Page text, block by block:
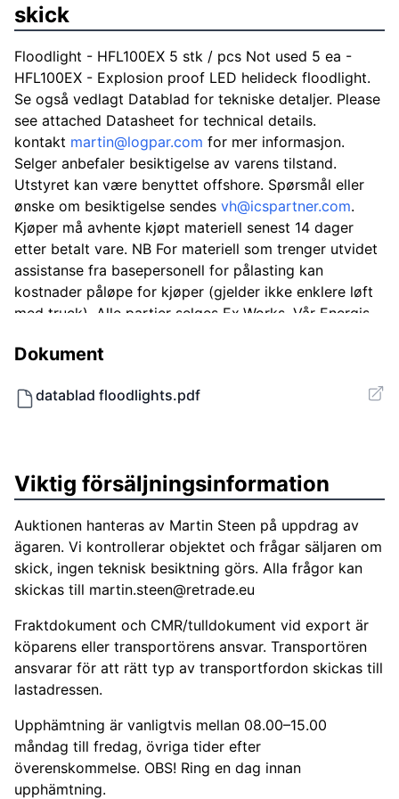
skick
Floodlight - HFL100EX 5 stk / pcs Not used 5 ea -
HFL100EX - Explosion proof LED helideck floodlight.
Se også vedlagt Datablad for tekniske detaljer. Please
see attached Datasheet for technical details.
kontakt martin@logpar.com for mer informasjon.
Selger anbefaler besiktigelse av varens tilstand.
Utstyret kan være benyttet offshore. Spørsmål eller
ønske om besiktigelse sendes vh@icspartner.com.
Kjøper må avhente kjøpt materiell senest 14 dager
etter betalt vare. NB For materiell som trenger utvidet
assistanse fra basepersonell for pålasting kan
kostnader påløpe for kjøper (gjelder ikke enklere løft
med truck). Alle partier selges Ex.Works. Vår Energis
inn i Norge. Dette utføres av Retrade sammen med Vår
eller oppgaver for kjøper. Materiellet blir ikke utlevert
Dokument
datablad floodlights.pdf
Viktig försäljningsinformation
Auktionen hanteras av Martin Steen på uppdrag av
ägaren. Vi kontrollerar objektet och frågar säljaren om
skick, ingen teknisk besiktning görs. Alla frågor kan
skickas till martin.steen@retrade.eu
Fraktdokument och CMR/tulldokument vid export är
köparens eller transportörens ansvar. Transportören
ansvarar för att rätt typ av transportfordon skickas till
lastadressen.
Upphämtning är vanligtvis mellan 08.00–15.00
måndag till fredag, övriga tider efter
överenskommelse. OBS! Ring en dag innan
upphämtning.